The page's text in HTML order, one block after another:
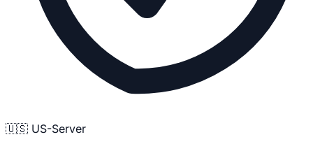
🇺🇸 US-Server